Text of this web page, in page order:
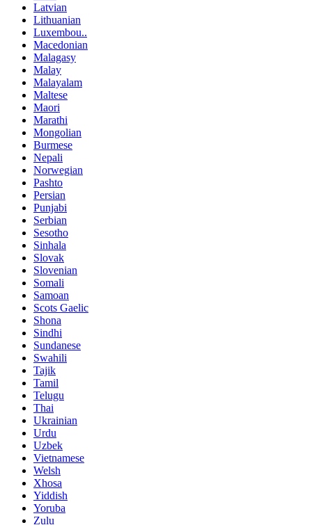
Latvian
Lithuanian
Luxembou..
Macedonian
Malagasy
Malay
Malayalam
Maltese
Maori
Marathi
Mongolian
Burmese
Nepali
Norwegian
Pashto
Persian
Punjabi
Serbian
Sesotho
Sinhala
Slovak
Slovenian
Somali
Samoan
Scots Gaelic
Shona
Sindhi
Sundanese
Swahili
Tajik
Tamil
Telugu
Thai
Ukrainian
Urdu
Uzbek
Vietnamese
Welsh
Xhosa
Yiddish
Yoruba
Zulu